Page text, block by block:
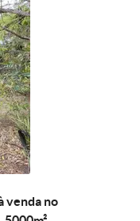
venda no